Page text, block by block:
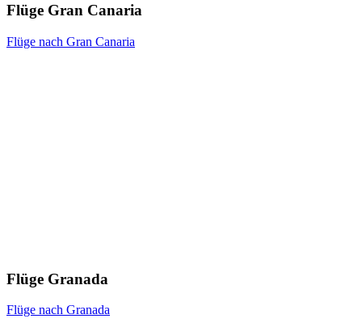
Flüge Gran Canaria
Flüge nach Gran Canaria
Flüge Granada
Flüge nach Granada